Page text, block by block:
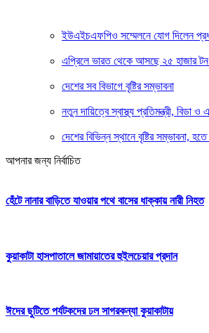
ইউএইচএফপিও সম্মেলনে যোগ দিলেন
এপ্রিলে ভারত থেকে আসছে ২৫ হাজার
দেশের সব বিভাগে বৃষ্টির সম্ভাবনা
নতুন দায়িত্বে স্বাস্থ্য প্রতিমন্ত্রী, বিডা ও
দেশের বিভিন্ন স্থানে বৃষ্টির সম্ভাবনা, হতে
আপনার জন্য নির্বাচিত
হেঁটে নানার বাড়িতে যাওয়ার পথে বাসের ধাক্কায় নারী নিহত
কুয়াকাটা হাসপাতালে জামায়াতের হুইলচেয়ার প্রদান
ঈদের ছুটিতে পর্যটকদের ঢল সাগরকন্যা কুয়াকাটায়